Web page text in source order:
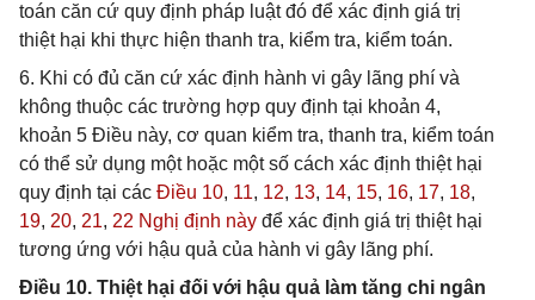
toán căn cứ quy định pháp luật đó để xác định giá trị
thiệt hại khi thực hiện thanh tra, kiểm tra, kiểm toán.
6. Khi có đủ căn cứ xác định hành vi gây lãng phí và
không thuộc các trường hợp quy định tại khoản 4,
khoản 5 Điều này, cơ quan kiểm tra, thanh tra, kiểm toán
có thể sử dụng một hoặc một số cách xác định thiệt hại
quy định tại các Điều 10, 11, 12, 13, 14, 15, 16, 17, 18,
19, 20, 21, 22 Nghị định này để xác định giá trị thiệt hại
tương ứng với hậu quả của hành vi gây lãng phí.
Điều 10. Thiệt hại đối với hậu quả làm tăng chi ngân